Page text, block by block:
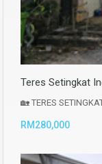
Teres Setingkat
🏡 TERES
RM280,000